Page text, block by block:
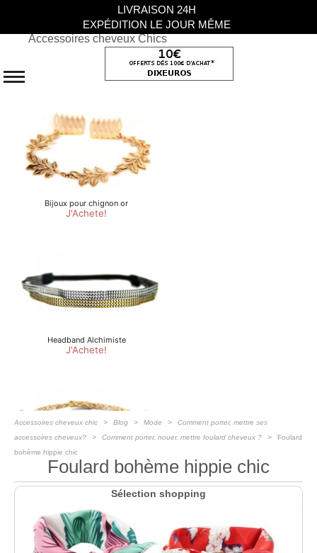
Accessoires cheveux Chics
Accessoires cheveux chic Blog Mode
Comment porter, mettre ses
accessoires cheveux?
Comment porter, nouer, mettre foulard cheveux ?
Foulard
bohème hippie chic
Foulard bohème hippie chic
Sélection shopping
LIVRAISON 24H
EXPÉDITION LE JOUR MÊME